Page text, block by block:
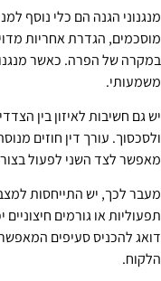
מנגנוני הגנה הם כלי נוסף
מוסכמים, הגדרת אחריות
במקרה של הפרה. כאשר
משמעותי.
יש גם חשיבות לאיזון בין
ולסכסוך. עורך דין חוזים
מאפשר לצד השני לפעול
מעבר לכך, יש התייחסות
תפעוליות או גורמים
דואג להכניס סעיפים
הלקוח.